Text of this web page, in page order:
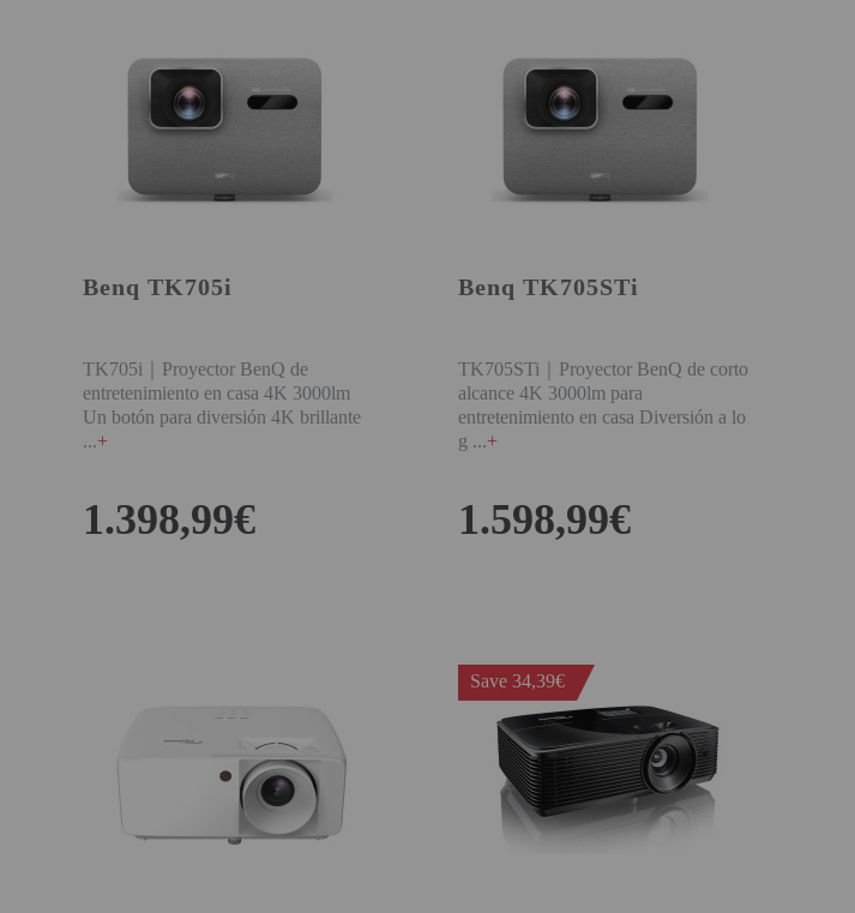
Benq TK705i
TK705i｜Proyector BenQ de
entretenimiento en casa 4K 3000lm
Un botón para diversión 4K brillante
+
1.398,99€
Benq TK705STi
TK705STi｜Proyector BenQ de corto
alcance 4K 3000lm para
entretenimiento en casa Diversión a lo
g
+
1.598,99€
Save 34,39€